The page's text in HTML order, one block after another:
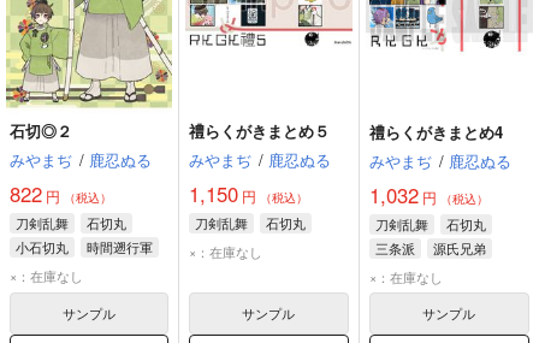
石切◎２
みやまぢ / 鹿忍ぬる
822 円 （税込）
刀剣乱舞
石切丸
小石切丸
時間遡行軍
×：在庫なし
サンプル
禮らくがきまとめ５
みやまぢ / 鹿忍ぬる
1,150 円 （税込）
刀剣乱舞
石切丸
×：在庫なし
サンプル
禮らくがきまとめ4
みやまぢ / 鹿忍ぬる
1,032円 （税込）
刀剣乱舞
石切丸
三条派
源氏兄弟
×：在庫なし
サンプル